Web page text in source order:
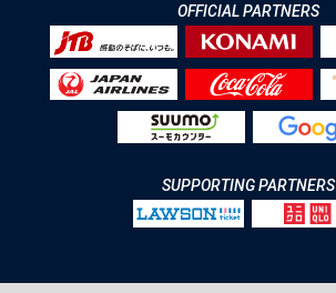
OFFICIAL PARTNERS
SUPPORTING PARTNERS